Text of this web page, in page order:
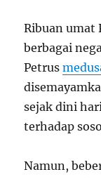
Ribuan umat
berbagai
Petrus
sejak dini
terhadap
Namun,